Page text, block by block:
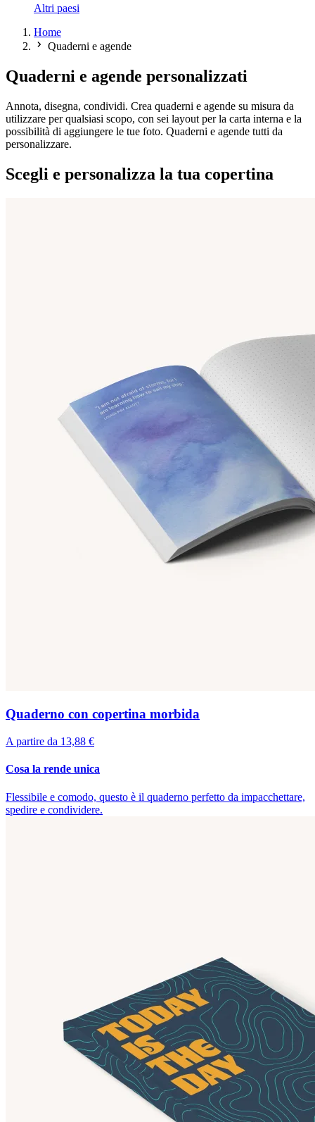
Altri paesi
Home
Quaderni e agende
Quaderni e agende personalizzati
Annota, disegna, condividi. Crea quaderni e agende su misura da
utilizzare per qualsiasi scopo, con sei layout per la carta interna e la
possibilità di aggiungere le tue foto. Quaderni e agende tutti da
personalizzare.
Scegli e personalizza la tua copertina
Quaderno con copertina morbida
A partire da 13,88 €
Cosa la rende unica
Flessibile e comodo, questo è il quaderno perfetto da impacchettare,
spedire e condividere.